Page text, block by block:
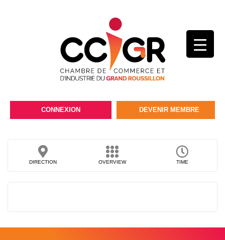
CONNEXION DEVENIR MEMBRE
DIRECTION OVERVIEW TIME